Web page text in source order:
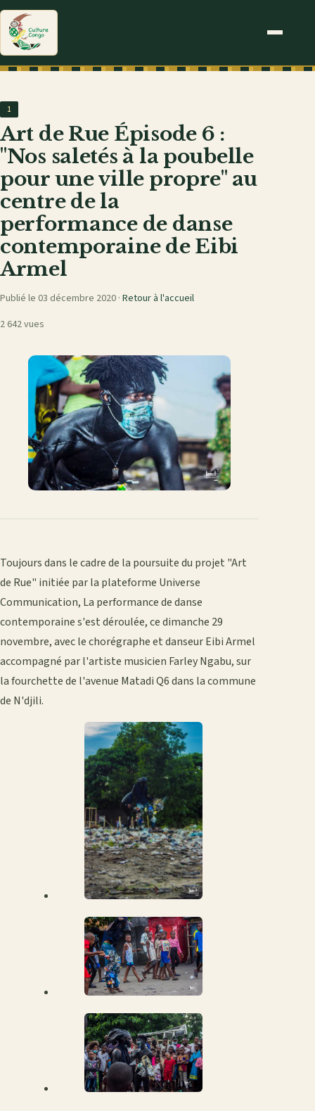
1
Art de Rue Épisode 6 :
"Nos saletés à la poubelle
pour une ville propre" au
centre de la
performance de danse
contemporaine de Eibi
Armel
Publié le 03 décembre 2020 · Retour à l'accueil
2 642 vues
Toujours dans le cadre de la poursuite du projet "Art
de Rue" initiée par la plateforme Universe
Communication, La performance de danse
contemporaine s'est déroulée, ce dimanche 29
novembre, avec le chorégraphe et danseur Eibi Armel
accompagné par l'artiste musicien Farley Ngabu, sur
la fourchette de l'avenue Matadi Q6 dans la commune
de N'djili.